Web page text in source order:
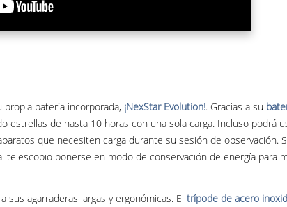
batería incorporada, ¡NexStar Evolution!. Gracias a su
estrellas de hasta 10 horas con una sola carga. Incluso podrá
que necesiten carga durante su sesión de observación.
ponerse en modo de conservación de energía para
agarraderas largas y ergonómicas. El trípode de acero